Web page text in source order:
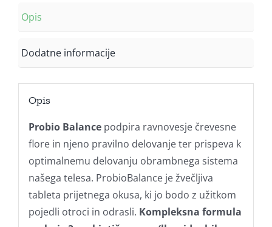
Opis
Dodatne informacije
Opis
Probio Balancepodpira ravnovesje črevesne
flore in njeno pravilno delovanje ter prispeva k
optimalnemu delovanju obrambnega sistema
našega telesa. ProbioBalance je žvečljiva
tableta prijetnega okusa, ki jo bodo z užitkom
pojedli otroci in odrasli. Kompleksna formula